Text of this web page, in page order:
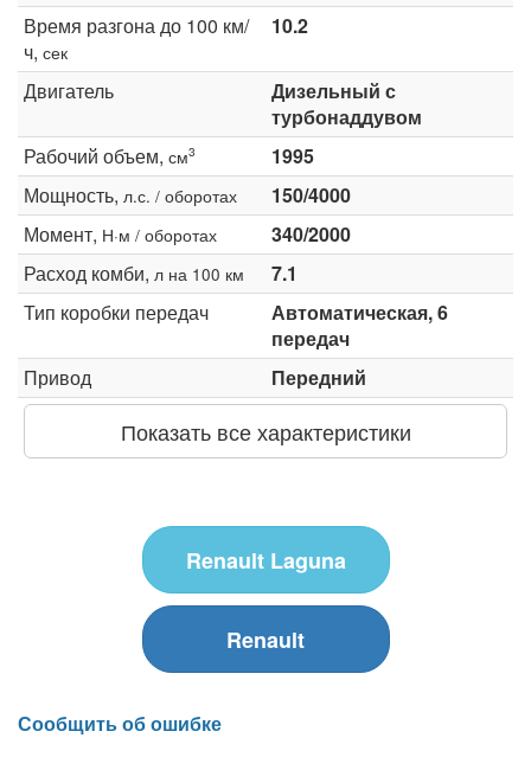
Время разгона до 100 км/
ч, сек
10.2
Двигатель
Дизельный с
турбонаддувом
Рабочий объем, см3
1995
Мощность, л.с. / оборотах
150/4000
Момент, Н·м / оборотах
340/2000
Расход комби, л на 100 км
7.1
Тип коробки передач
Автоматическая, 6
передач
Привод
Передний
Показать все характеристики
Renault Laguna
Renault
Сообщить об ошибке